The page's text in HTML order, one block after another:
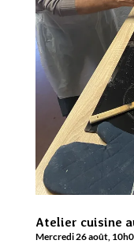
Atelier cuisine
Mercredi 26 août,